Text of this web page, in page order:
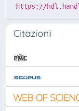
https://
Citazioni